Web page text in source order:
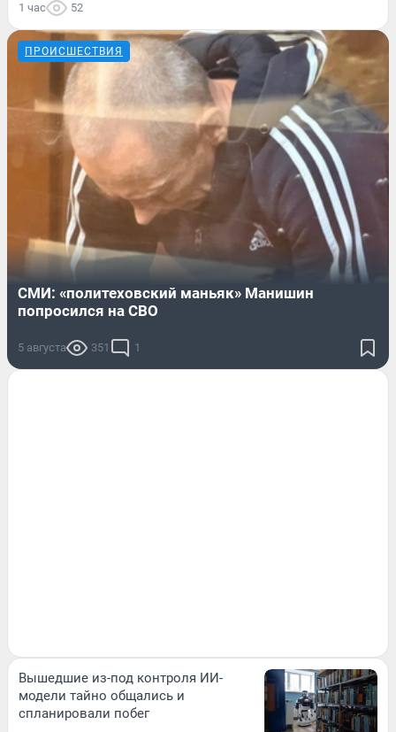
1 час 52
ПРОИСШЕСТВИЯ
СМИ: «политеховский маньяк» Манишин
попросился на СВО
5 августа 351 1
Вышедшие из-под контроля ИИ-
модели тайно общались и
спланировали побег